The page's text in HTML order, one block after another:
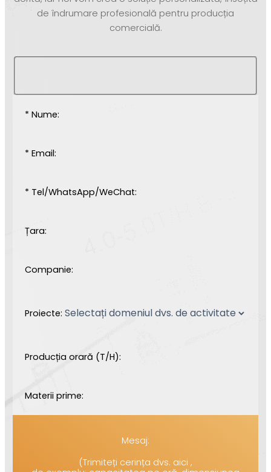
de îndrumare profesională pentru producția
comercială.
* Nume:
* Email:
* Tel/WhatsApp/WeChat:
Țara:
Companie:
Proiecte:
Producția orară (T/H):
Materii prime:
Mesaj:
(Trimiteți cerința dvs. aici ,